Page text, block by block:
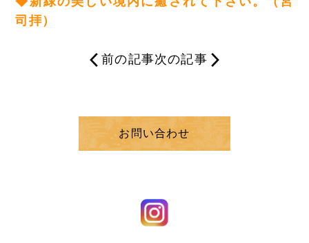
司拝）
前の記事次の記事
お問い合わせ